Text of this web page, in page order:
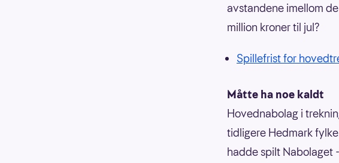
avstandene imellom
million kroner til jul?
Spillefrist for
Måtte ha noe kaldt
Hovednabolag i
tidligere Hedmark
hadde spilt Nabolaget